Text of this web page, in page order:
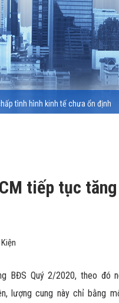
tình hình kinh tế chưa ổn định
tiếp tục
Quý 2/2020, theo đó
lượng cung này chỉ bằng